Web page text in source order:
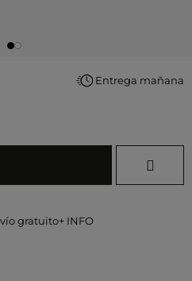
Entrega mañana
gratuito+ INFO